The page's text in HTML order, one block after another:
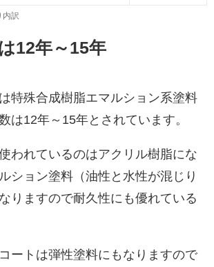
内訳
12年～15年
特殊合成樹脂エマルション系塗料
は12年～15年とされています。
われているのはアクリル樹脂にな
ション塗料（油性と水性が混じり
りますので耐久性にも優れている
ートは弾性塗料にもなりますので